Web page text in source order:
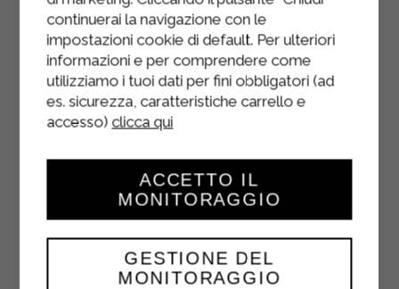
croustillante, de crème de ricotta et
de légumes.
Terminez par un filet d'huile et
quelques feuilles fraîches.
continuerai la navigazione con le
impostazioni cookie di default. Per ulteriori
informazioni e per comprendere come
utilizziamo i tuoi dati per fini obbligatori (ad
es. sicurezza, caratteristiche carrello e
accesso) clicca qui
GESTIONE DEL
MONITORAGGIO
ACCETTO IL
MONITORAGGIO